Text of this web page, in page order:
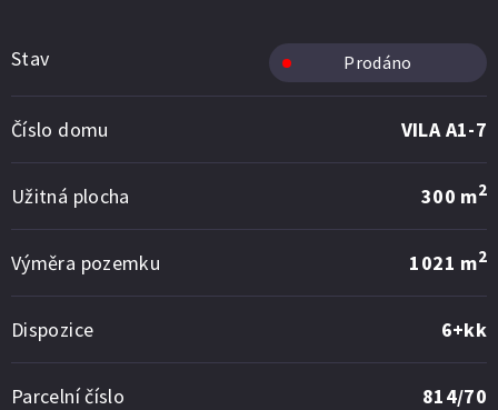
Stav Prodáno
Číslo domu VILA A1-7
Užitná plocha 300 m2
Výměra pozemku 1021 m2
Dispozice 6+kk
Parcelní číslo 814/70